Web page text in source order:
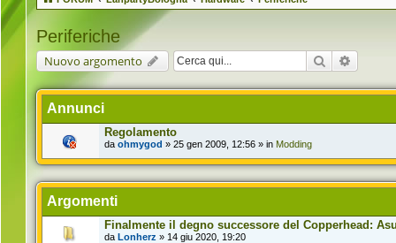
Periferiche
Nuovo argomento Cerca
Annunci
Regolamento
da ohmygod » 25 gen 2009, 12:56 » in Modding
Argomenti
Finalmente il degno successore del Copperhead:
da Lonherz » 14 giu 2020, 19:20